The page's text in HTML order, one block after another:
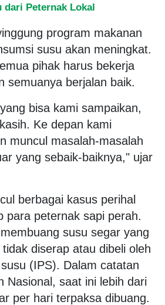
dari Peternak Lokal
program makanan
susu akan meningkat.
pihak harus bekerja
semuanya berjalan baik.
bisa kami sampaikan,
Ke depan kami
muncul masalah-masalah
yang sebaik-baiknya," ujar
berbagai kasus perihal
para peternak sapi perah.
susu segar yang
diserap atau dibeli oleh
(IPS). Dalam catatan
Nasional, saat ini lebih dari
per hari terpaksa dibuang.